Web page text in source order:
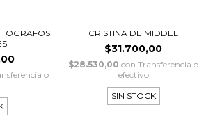
o
CRISTINA DE MIDDEL
$31.700,00
$28.530,00 con Transferencia o
efectivo
SIN STOCK